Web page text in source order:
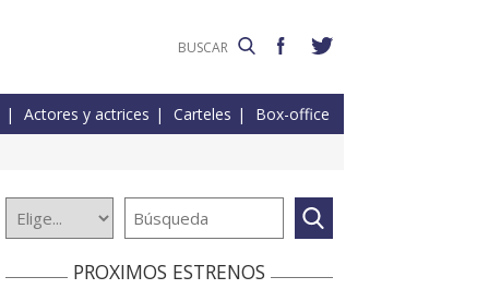
Actores y actrices Carteles Box-office
PROXIMOS ESTRENOS